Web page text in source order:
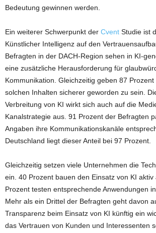
Bedeutung gewinnen werden.
Ein weiterer Schwerpunkt der Cvent Studie ist
Künstlicher Intelligenz auf den
Befragten in der DACH-Region sehen in KI-
eine zusätzliche Herausforderung für
Kommunikation. Gleichzeitig geben 87
solchen Inhalten sicherer geworden zu sein.
Verbreitung von KI wirkt sich auch auf die
Kanalstrategie aus. 91 Prozent der Befragten
Angaben ihre Kommunikationskanäle
Deutschland liegt dieser Anteil bei 97 Prozent.
Gleichzeitig setzen viele Unternehmen die
ein. 40 Prozent bauen den Einsatz von KI
Prozent testen entsprechende Anwendungen
Mehr als ein Drittel der Befragten geht davon
Transparenz beim Einsatz von KI künftig ein
das Vertrauen von Kunden und Interessenten